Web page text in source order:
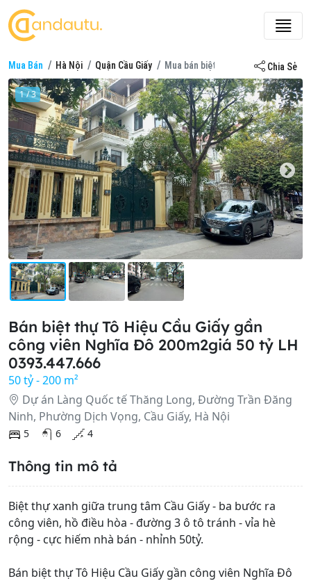
Mua Bán Hà Nội Quận Cầu Giấy Mua bán biệt thự ở KĐT Làng Quốc
Chia Sẻ
1 / 3
Bán biệt thự Tô Hiệu Cầu Giấy gần
công viên Nghĩa Đô 200m2giá 50 tỷ LH
0393.447.666
50 tỷ - 200 m²
Dự án Làng Quốc tế Thăng Long, Đường Trần Đăng
Ninh, Phường Dịch Vọng, Cầu Giấy, Hà Nội
5 6 4
Thông tin mô tả
Biệt thự xanh giữa trung tâm Cầu Giấy - ba bước ra
công viên, hồ điều hòa - đường 3 ô tô tránh - vỉa hè
rộng - cực hiếm nhà bán - nhỉnh 50tỷ.
Bán biệt thự Tô Hiệu Cầu Giấy gần công viên Nghĩa Đô